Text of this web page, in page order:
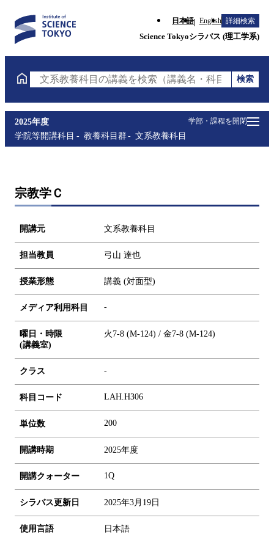
日本語 English 詳細検索
Science Tokyoシラバス (理工学系)
文系教養科目の講義を検索（講義名・科目コード・担
検索
学部・課程を開閉
2025年度
学院等開講科目
教養科目群 文系教養科目
宗教学Ｃ
開講元 文系教養科目
担当教員 弓山 達也
授業形態 講義 (対面型)
メディア利用科目 -
曜日・時限
(講義室)
火7-8 (M-124) / 金7-8 (M-124)
クラス -
科目コード LAH.H306
単位数 200
開講時期 2025年度
開講クォーター 1Q
シラバス更新日 2025年3月19日
使用言語 日本語